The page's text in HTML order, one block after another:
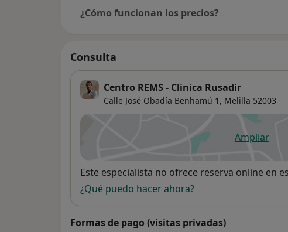
¿Cómo funcionan los precios?
Consulta
Centro REMS - Clinica Rusadir
Calle José Obadía Benhamú 1, Melilla 52003
Ampliar
se abre
Disponibilidad
Este especialista no ofrece reserva online en
¿Qué puedo hacer ahora?
Formas de pago (visitas privadas)